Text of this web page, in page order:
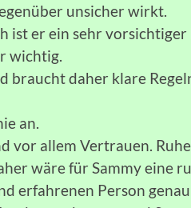
unsicher wirkt.
ist er ein sehr vorsichtiger
wichtig.
braucht daher klare
an.
vor allem Vertrauen.
wäre für Sammy eine
erfahrenen Person